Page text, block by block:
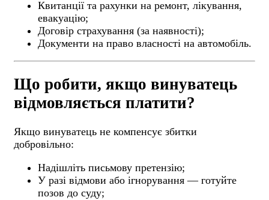
Квитанції та рахунки на ремонт, лікування,
евакуацію;
Договір страхування (за наявності);
Документи на право власності на автомобіль.
Що робити, якщо винуватець
відмовляється платити?
Якщо винуватець не компенсує збитки
добровільно:
Надішліть письмову претензію;
У разі відмови або ігнорування — готуйте
позов до суду;